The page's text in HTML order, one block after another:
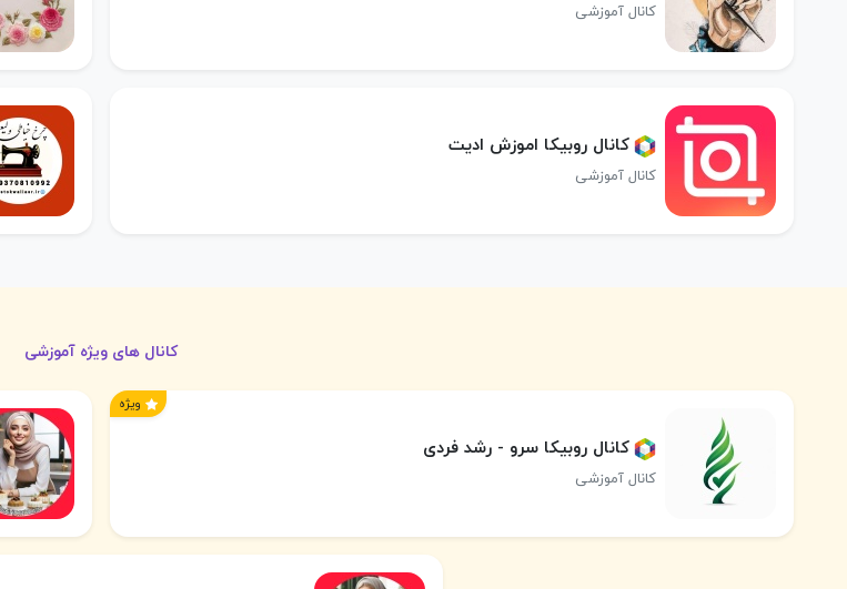
کانال آموزشی
کانال روبیکا اموزش ادیت
کانال آموزشی
کانال های ویژه آموزشی
ویژه
کانال روبیکا سرو - رشد فردی
کانال آموزشی